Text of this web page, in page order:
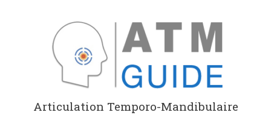
Articulation Temporo-Mandibulaire